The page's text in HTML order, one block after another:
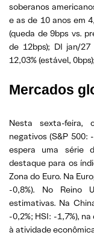
soberanos
e as de 10 anos em
(queda de 9bps vs.
de 12bps); DI jan/
12,03% (estável,
Mercados
Nesta sexta-feira,
negativos (S&P 500:
espera uma série
destaque para os
Zona do Euro. Na
-0,8%). No Reino
estimativas. Na
-0,2%; HSI: -1,7%),
à atividade